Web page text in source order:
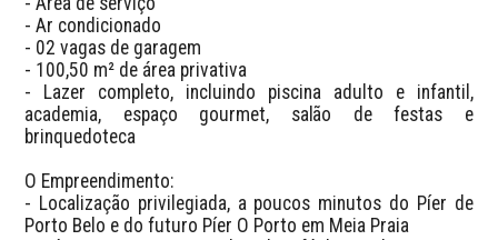
- Ar condicionado
- 02 vagas de garagem
- 100,50 m² de área privativa
- Lazer completo, incluindo piscina adulto e infantil,
academia, espaço gourmet, salão de festas e
brinquedoteca
O Empreendimento:
- Localização privilegiada, a poucos minutos do Píer de
Porto Belo e do futuro Píer O Porto em Meia Praia